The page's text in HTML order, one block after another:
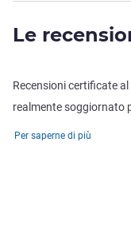
Le
Recensioni certificate
realmente soggiornato
Per saperne di più